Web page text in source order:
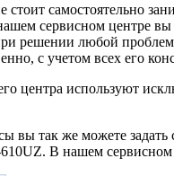
самостоятельно
сервисном центре
решении любой
с учетом всех его
центра используют
так же можете задать
В нашем сервисном